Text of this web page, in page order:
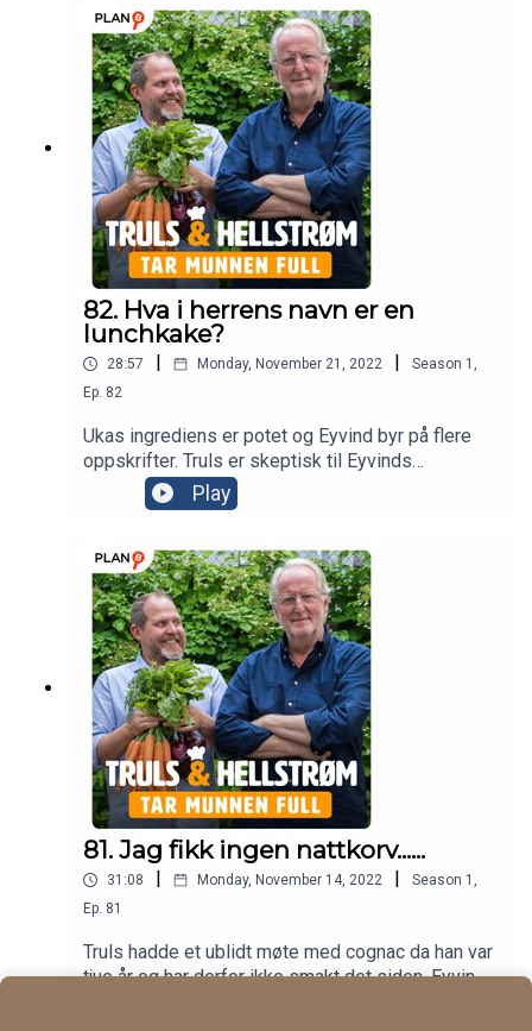
høsten. Vi er tilbake på nyåret.Produsent; Annette
Walther Numme.
82. Hva i herrens navn er en
lunchkake?
28:57 Monday, November 21, 2022 Season 1 ,
Ep. 82
Ukas ingrediens er potet og Eyvind byr på flere
oppskrifter. Truls er skeptisk til Eyvinds
pedagogiske evner, mens Eyvind på sin side er
generelt skeptisk til lunchkake.
Play
81. Jag fikk ingen nattkorv......
31:08 Monday, November 14, 2022 Season 1 ,
Ep. 81
Truls hadde et ublidt møte med cognac da han var
tjue år og har derfor ikke smakt det siden. Eyvind